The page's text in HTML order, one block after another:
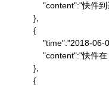
"content":"
            },
            {
"time":"2018-
"content":"
            },
            {